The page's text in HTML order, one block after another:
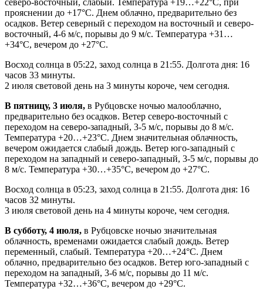
прояснении до +17°С. Днем облачно, предварительно без
осадков. Ветер северный с переходом на восточный и северо-
восточный, 4-6 м/с, порывы до 9 м/с. Температура +31…
+34°С, вечером до +27°С.
Восход солнца в 05:22, заход солнца в 21:55. Долгота дня: 16
часов 33 минуты.
2 июля световой день на 3 минуты короче, чем сегодня.
В пятницу, 3 июля, в Рубцовске ночью малооблачно,
предварительно без осадков. Ветер северо-восточный с
переходом на северо-западный, 3-5 м/с, порывы до 8 м/с.
Температура +20…+23°С. Днем значительная облачность,
вечером ожидается слабый дождь. Ветер юго-западный с
переходом на западный и северо-западный, 3-5 м/с, порывы до
8 м/с. Температура +30…+35°С, вечером до +27°С.
Восход солнца в 05:23, заход солнца в 21:55. Долгота дня: 16
часов 32 минуты.
3 июля световой день на 4 минуты короче, чем сегодня.
В субботу, 4 июля, в Рубцовске ночью значительная
облачность, временами ожидается слабый дождь. Ветер
переменный, слабый. Температура +20…+24°С. Днем
облачно, предварительно без осадков. Ветер юго-западный с
переходом на западный, 3-6 м/с, порывы до 11 м/с.
Температура +32…+36°С, вечером до +29°С.